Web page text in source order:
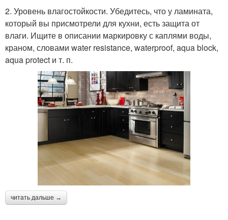
2. Уровень влагостойкости. Убедитесь, что у ламината,
который вы присмотрели для кухни, есть защита от
влаги. Ищите в описании маркировку с каплями воды,
краном, словами water resistance, waterproof, aqua block,
aqua protect и т. п.
читать дальше →